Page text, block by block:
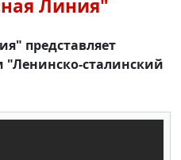
Линия"
представляет
сталинский